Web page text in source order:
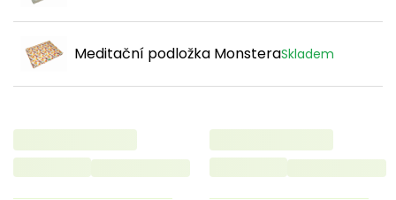
Meditační podložka MonsteraSkladem